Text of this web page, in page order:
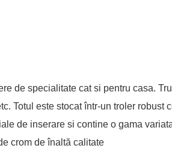
de specialitate cat si pentru casa.
Totul este stocat într-un troler robust
de inserare si contine o gama
crom de înaltă calitate